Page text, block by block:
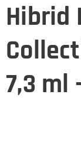
Hibrid
7,3 ml